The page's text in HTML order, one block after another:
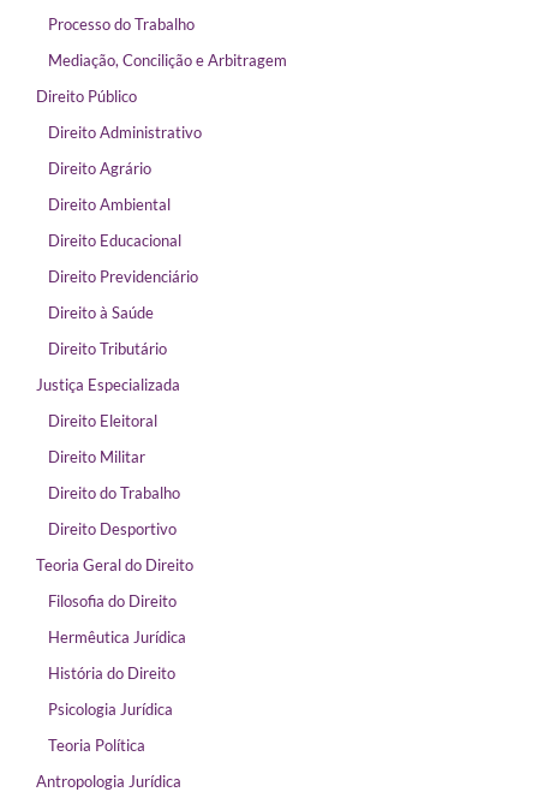
Processo do Trabalho
Mediação, Concilição e Arbitragem
Direito Público
Direito Administrativo
Direito Agrário
Direito Ambiental
Direito Educacional
Direito Previdenciário
Direito à Saúde
Direito Tributário
Justiça Especializada
Direito Eleitoral
Direito Militar
Direito do Trabalho
Direito Desportivo
Teoria Geral do Direito
Filosofia do Direito
Hermêutica Jurídica
História do Direito
Psicologia Jurídica
Teoria Política
Antropologia Jurídica